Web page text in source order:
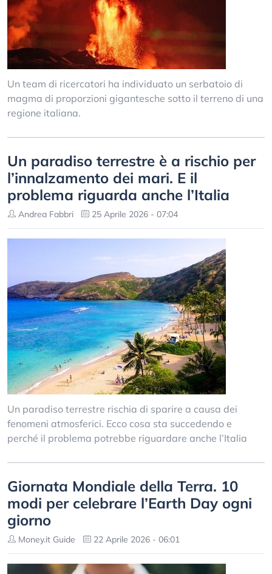
Un team di ricercatori ha individuato un serbatoio di
magma di proporzioni gigantesche sotto il terreno di una
regione italiana.
Un paradiso terrestre è a rischio per
l’innalzamento dei mari. E il
problema riguarda anche l’Italia
Andrea Fabbri 25 Aprile 2026 - 07:04
Un paradiso terrestre rischia di sparire a causa dei
fenomeni atmosferici. Ecco cosa sta succedendo e
perché il problema potrebbe riguardare anche l’Italia
Giornata Mondiale della Terra. 10
modi per celebrare l’Earth Day ogni
giorno
Money.it Guide 22 Aprile 2026 - 06:01